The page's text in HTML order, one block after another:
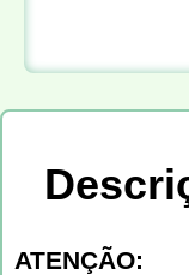
ATENÇÃO: